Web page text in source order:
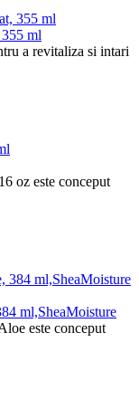
ml
a revitaliza si intari
oz este conceput
ml,SheaMoisture
este conceput